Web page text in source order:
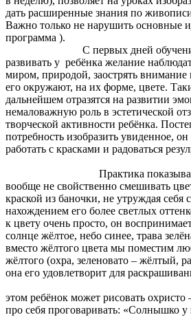
дать расширенные знания по
Важно только не нарушить основные
С первых дней обучения,
развивать у ребёнка желание
миром, природой, заострять внимание
его окружают, на их форме, цвете.
дальнейшем отразятся на развитии
немаловажную роль в эстетической
творческой активности ребёнка.
потребность изобразить увиденное,
работать с красками и
Практика показывает,
вообще не свойственно смешивать
краской из баночки, не утруждая себя
нахождением его более светлых
к цвету очень просто, он
солнце жёлтое, небо синее, трава
вместо жёлтого цвета мы поместим
жёлтого (охра, зеленовато – жёлтый,
она его удовлетворит для
этом ребёнок может рисовать охристо
про себя проговаривать: